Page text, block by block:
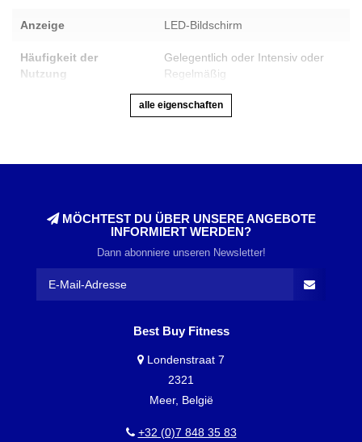
Anzeige LED-Bildschirm
Häufigkeit der
Nutzung
Gelegentlich oder Intensiv oder
Regelmäßig
alle eigenschaften
MÖCHTEST DU ÜBER UNSERE ANGEBOTE
INFORMIERT WERDEN?
Dann abonniere unseren Newsletter!
Best Buy Fitness
Londenstraat 7
2321
Meer, België
+32 (0)7 848 35 83